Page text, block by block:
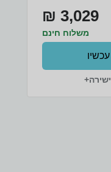
אחת, ויכולות
כף היד של אק"ג,
העור,
הזירה ערוכה ומוכנה רק לך! • שעון
של החיים.
3,029 ₪
משלוח חינם
עכשיו